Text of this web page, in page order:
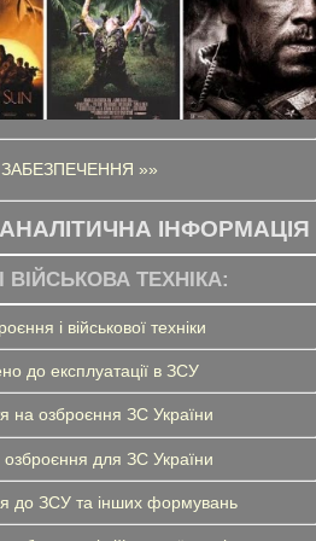
»»
ІНФОРМАЦІЯ
ТЕХНІКА:
і військової техніки
до експлуатації в ЗСУ
на озброєння ЗС України
озброєння для ЗС України
до ЗСУ та інших формувань